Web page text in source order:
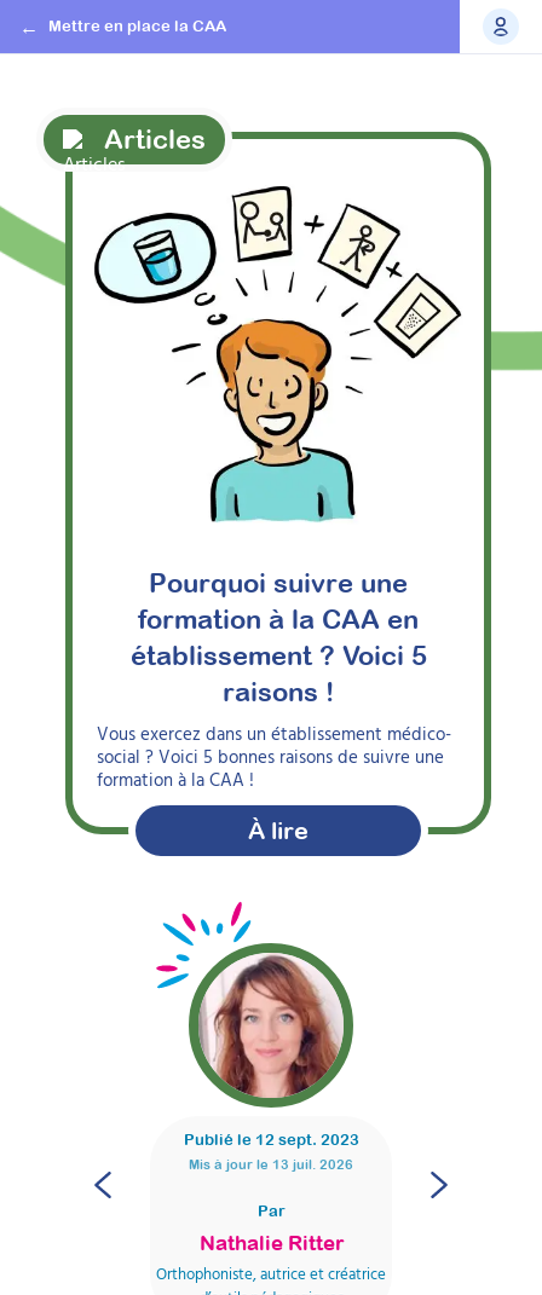
Mettre en place la CAA
Articles
Pourquoi suivre une
formation à la CAA en
établissement ? Voici 5
raisons !
Vous exercez dans un établissement médico-
social ? Voici 5 bonnes raisons de suivre une
formation à la CAA !
À lire
Publié le 12 sept. 2023
Mis à jour le 13 juil. 2026
Par
Nathalie Ritter
Orthophoniste, autrice et créatrice